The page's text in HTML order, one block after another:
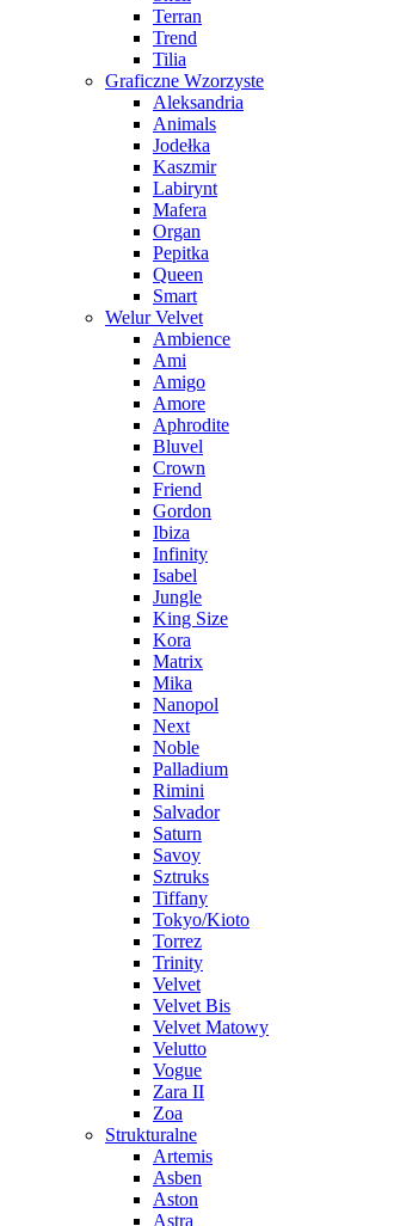
Terran
Trend
Tilia
Graficzne Wzorzyste
Aleksandria
Animals
Jodełka
Kaszmir
Labirynt
Mafera
Organ
Pepitka
Queen
Smart
Welur Velvet
Ambience
Ami
Amigo
Amore
Aphrodite
Bluvel
Crown
Friend
Gordon
Ibiza
Infinity
Isabel
Jungle
King Size
Kora
Matrix
Mika
Nanopol
Next
Noble
Palladium
Rimini
Salvador
Saturn
Savoy
Sztruks
Tiffany
Tokyo/Kioto
Torrez
Trinity
Velvet
Velvet Bis
Velvet Matowy
Velutto
Vogue
Zara II
Zoa
Strukturalne
Artemis
Asben
Aston
Astra